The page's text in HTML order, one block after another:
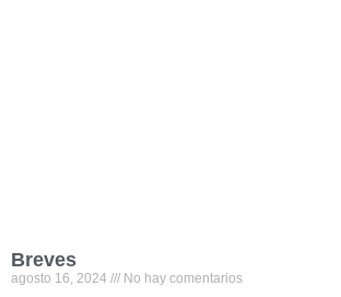
Breves
agosto 16, 2024 No hay comentarios